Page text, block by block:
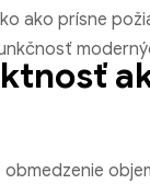
ako prísne
obmedzenie